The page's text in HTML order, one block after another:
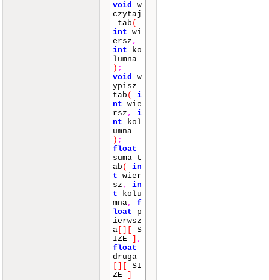
void w
czytaj
_tab (
int wi
ersz ,
int ko
lumna
) ;
void w
ypisz_
tab (
i
nt wie
rsz ,
i
nt kol
umna
) ;
float
suma_t
ab (
in
t wier
sz ,
in
t kolu
mna,
f
loat p
ierwsz
a
S
IZE
,
float
druga
SI
ZE